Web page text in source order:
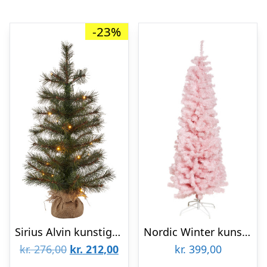
-23%
Sirius Alvin kunstigt juletræ med lys, 60 cm
kr.276,00 Den
kr. 212,00Den
Nordic Winter kunstigt juletræ, lyserød
kr. 399,00